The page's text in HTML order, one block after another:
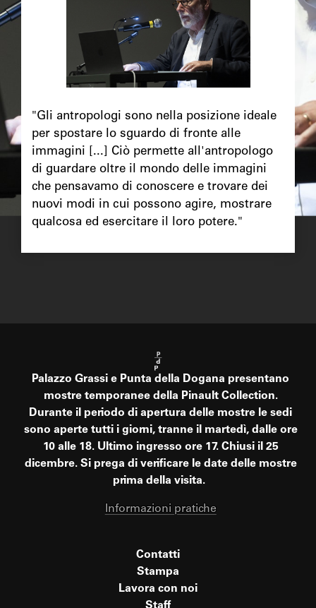
"Gli antropologi sono nella posizione ideale
per spostare lo sguardo di fronte alle
immagini [...] Ciò permette all'antropologo
di guardare oltre il mondo delle immagini
che pensavamo di conoscere e trovare dei
nuovi modi in cui possono agire, mostrare
qualcosa ed esercitare il loro potere."
Palazzo Grassi e Punta della Dogana presentano
mostre temporanee della Pinault Collection.
Durante il periodo di apertura delle mostre le sedi
sono aperte tutti i giorni, tranne il martedì, dalle ore
10 alle 18. Ultimo ingresso ore 17. Chiusi il 25
dicembre. Si prega di verificare le date delle mostre
prima della visita.
Informazioni pratiche
Contatti
Stampa
Lavora con noi